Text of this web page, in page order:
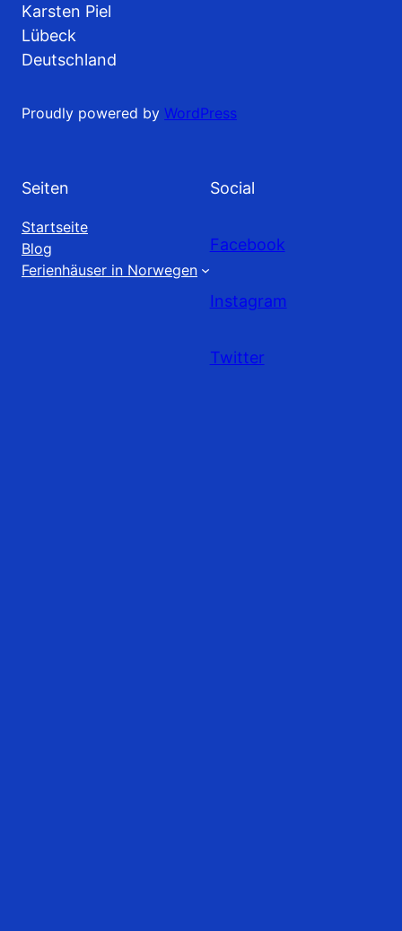
Karsten Piel
Lübeck
Deutschland
Proudly powered by WordPress
Seiten
Startseite
Blog
Ferienhäuser in Norwegen
Social
Facebook
Instagram
Twitter